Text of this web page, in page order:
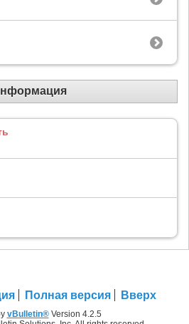
Полная версия Вверх
vBulletin®Version 4.2.5